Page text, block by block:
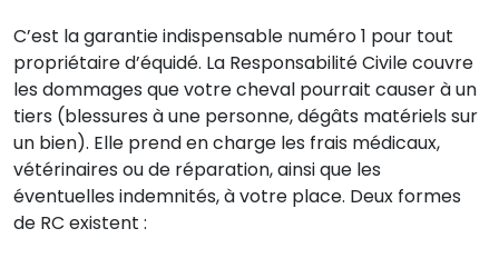
C’est la garantie indispensable numéro 1 pour tout
propriétaire d’équidé. La Responsabilité Civile couvre
les dommages que votre cheval pourrait causer à un
tiers (blessures à une personne, dégâts matériels sur
un bien). Elle prend en charge les frais médicaux,
vétérinaires ou de réparation, ainsi que les
éventuelles indemnités, à votre place. Deux formes
de RC existent :